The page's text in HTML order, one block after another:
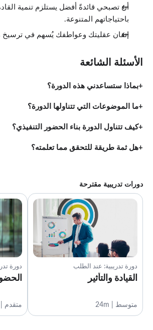
أن تصبحي قائدةً أفضل يستلزم تنمية القادة
باحتياجاتهم المتنوعة.
إتقان عقليتك وعواطفك يُسهم في ترسيخ
الأسئلة الشائعة
بماذا ستساعدني هذه الدورة؟
ما الموضوعات التي تتناولها الدورة؟
كيف تتناول الدورة بناء الحضور التنفيذي؟
هل ثمة طريقة للتحقق مما تعلمته؟
دورات تدريبية مقترحة
دورة تدريبية: عند الطلب
القيادة والتأثير
متوسط | 24m
دورة
متقدم | 21m